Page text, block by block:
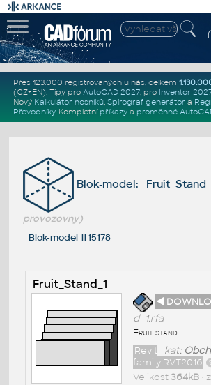
Přes 123.000 registrovaných u nás, celkem
(CZ+EN). Tipy pro AutoCAD 2027, pro Inventor
Nový Kalkulátor nosníků, Spirograf generátor a
Převodníky. Kompletní příkazya proměnné
Blok-model:
provozovny)
Blok-model #15178
Fruit_Stand_1
◄
d_1.rfa
Fruit stand
kat:
Revit
family RVT2016
Velikost364kB•